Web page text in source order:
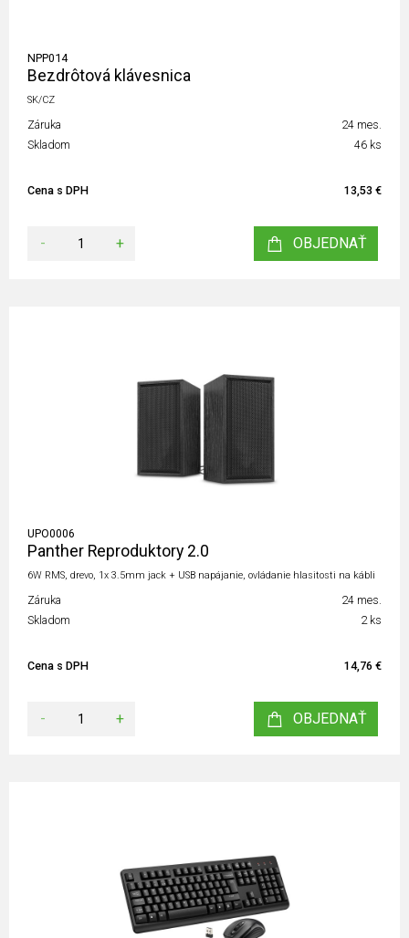
NPP014
Bezdrôtová klávesnica
SK/CZ
Záruka
24 mes.
Skladom
46 ks
Cena s DPH 13,53 €
- + OBJEDNAŤ
UPO0006
Panther Reproduktory 2.0
6W RMS, drevo, 1x 3.5mm jack + USB napájanie, ovládanie hlasitosti na kábli
Záruka
24 mes.
Skladom
2 ks
Cena s DPH 14,76 €
- + OBJEDNAŤ